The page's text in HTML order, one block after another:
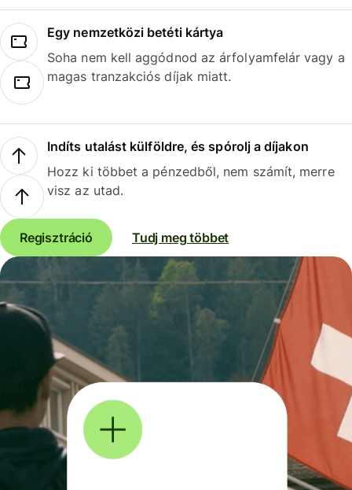
Egy nemzetközi betéti kártya
Soha nem kell aggódnod az árfolyamfelár vagy a
magas tranzakciós díjak miatt.
Indíts utalást külföldre, és spórolj a díjakon
Hozz ki többet a pénzedből, nem számít, merre
visz az utad.
Regisztráció Tudj meg többet